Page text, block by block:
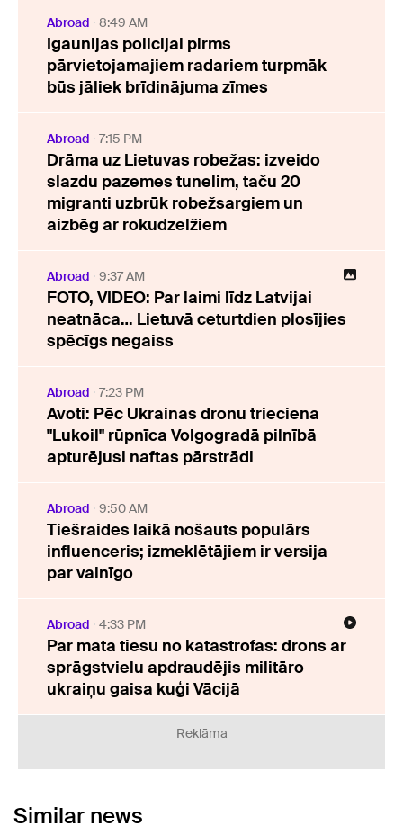
Abroad 8:49 AM
Igaunijas policijai pirms
pārvietojamajiem radariem turpmāk
būs jāliek brīdinājuma zīmes
Abroad 7:15 PM
Drāma uz Lietuvas robežas: izveido
slazdu pazemes tunelim, taču 20
migranti uzbrūk robežsargiem un
aizbēg ar rokudzelžiem
Abroad 9:37 AM
FOTO, VIDEO: Par laimi līdz Latvijai
neatnāca… Lietuvā ceturtdien plosījies
spēcīgs negaiss
Abroad 7:23 PM
Avoti: Pēc Ukrainas dronu trieciena
"Lukoil" rūpnīca Volgogradā pilnībā
apturējusi naftas pārstrādi
Abroad 9:50 AM
Tiešraides laikā nošauts populārs
influenceris; izmeklētājiem ir versija
par vainīgo
Abroad 4:33 PM
Par mata tiesu no katastrofas: drons ar
sprāgstvielu apdraudējis militāro
ukraiņu gaisa kuģi Vācijā
Reklāma
Similar news